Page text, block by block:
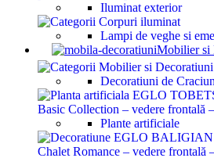
Iluminat exterior
Lampi de veghe si
Mobilier si
Decoratiuni de Craciun
Plante artificiale